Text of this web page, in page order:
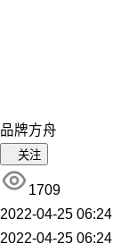
品牌方舟
关注
1709
2022-04-25 06:24
2022-04-25 06:24